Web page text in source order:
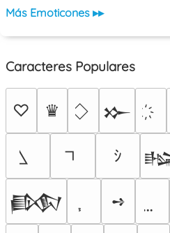
Más Emoticones ▸▸
Caracteres Populares
♡ ♛ 𒁍
ｼ
𒁃 ➺